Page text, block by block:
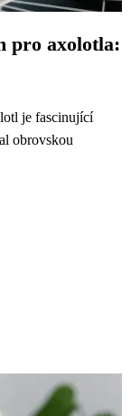
pro axolotla:
je fascinující
obrovskou